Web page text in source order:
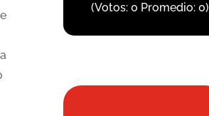
(Votos:0 Promedio:0)